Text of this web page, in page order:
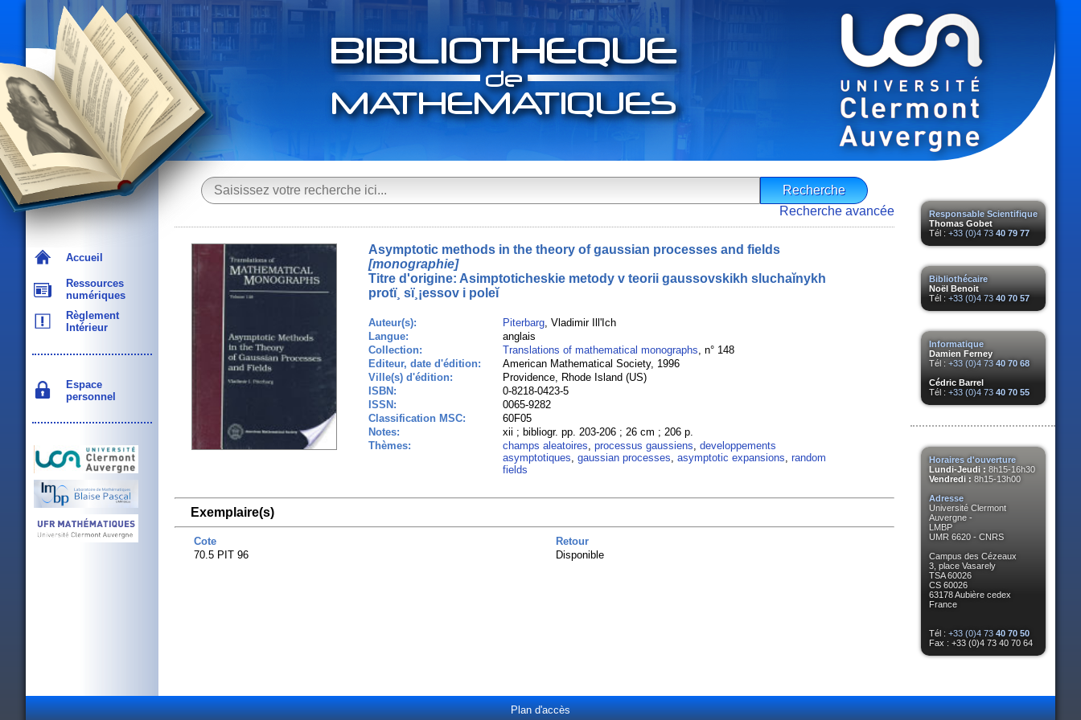
Accueil
Ressources
numériques
Règlement
Intérieur
Espace
personnel
Responsable Scientifique
Thomas Gobet
Tél : +33 (0)4 73 40 79 77
Bibliothécaire
Noël Benoit
Tél : +33 (0)4 73 40 70 57
Informatique
Damien Ferney
Tél : +33 (0)4 73 40 70 68
Cédric Barrel
Tél : +33 (0)4 73 40 70 55
Horaires d'ouverture
Lundi-Jeudi : 8h15-16h30
Vendredi : 8h15-13h00
Adresse
Université Clermont
Auvergne -
LMBP
UMR 6620 - CNRS
Campus des Cézeaux
3, place Vasarely
TSA 60026
CS 60026
63178 Aubière cedex
France
Tél : +33 (0)4 73 40 70 50
Fax : +33 (0)4 73 40 70 64
Recherche avancée
Asymptotic methods in the theory of gaussian processes and fields
[monographie]
Titre d'origine: Asimptoticheskie metody v teorii gaussovskikh sluchaĭnykh
protï¸ sï¸¡essov i poleĭ
Auteur(s): Piterbarg, Vladimir Ill'Ich
Langue:
anglais
Collection:
Translations of mathematical monographs, n° 148
Editeur, date d'édition:
American Mathematical Society, 1996
Ville(s) d'édition:
Providence, Rhode Island (US)
ISBN:
0-8218-0423-5
ISSN:
0065-9282
Classification MSC:
60F05
Notes:
xii ; bibliogr. pp. 203-206 ; 26 cm ; 206 p.
Thèmes:
champs aleatoires, processus gaussiens, developpements
asymptotiques, gaussian processes, asymptotic expansions, random
fields
Exemplaire(s)
Cote
Retour
70.5 PIT 96
Disponible
Plan d'accès